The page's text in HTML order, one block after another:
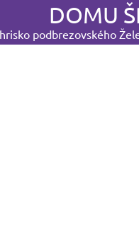
DOMU
podbrezovského